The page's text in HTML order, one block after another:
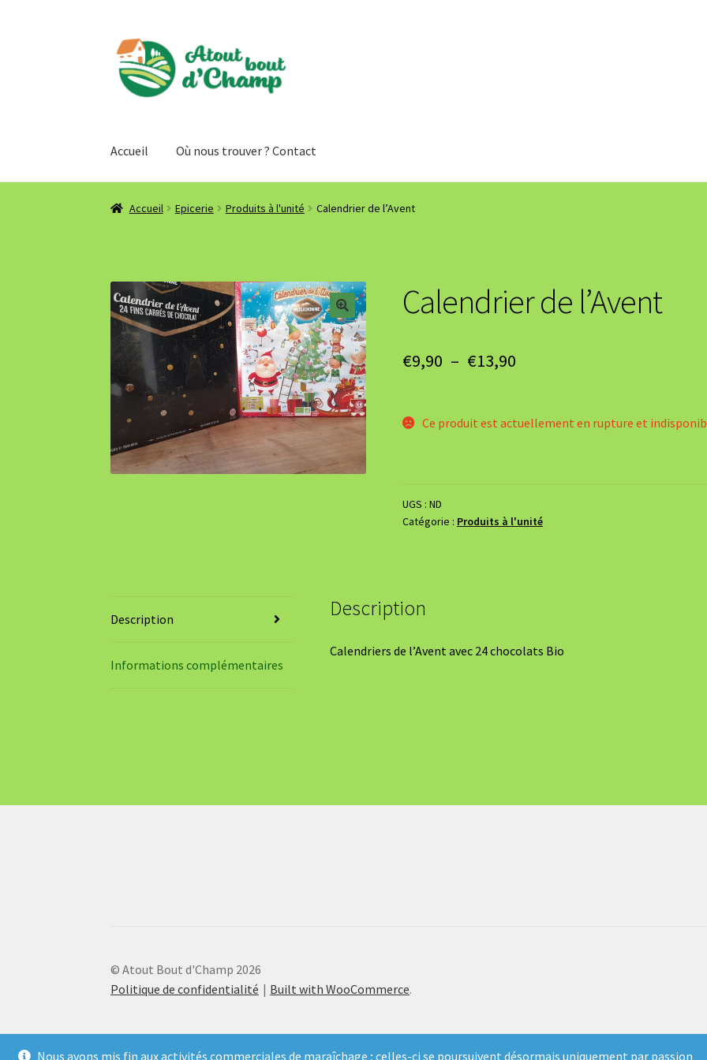
Nous avons mis fin aux activités commerciales de maraîchage ; celles-ci se poursuivent désormais uniquement par passion
Aller
la
navigation
Aller
au
contenu
Accueil Où nous trouver ? Contact
Accueil Epicerie Produits à l'unité Calendrier de l’Avent
Calendrier de l’Avent
€9,90 – €13,90
prix :
Ce produit est actuellement en rupture et
UGS :ND
Catégorie : Produits à l'unité
Description
Informations complémentaires
Description
Calendriers de l’Avent avec 24 chocolats Bio
© Atout Bout d'Champ 2026
Politique de confidentialité
Built with WooCommerce.